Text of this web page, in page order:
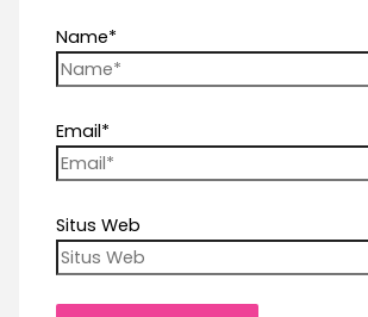
Name*
Email*
Situs Web